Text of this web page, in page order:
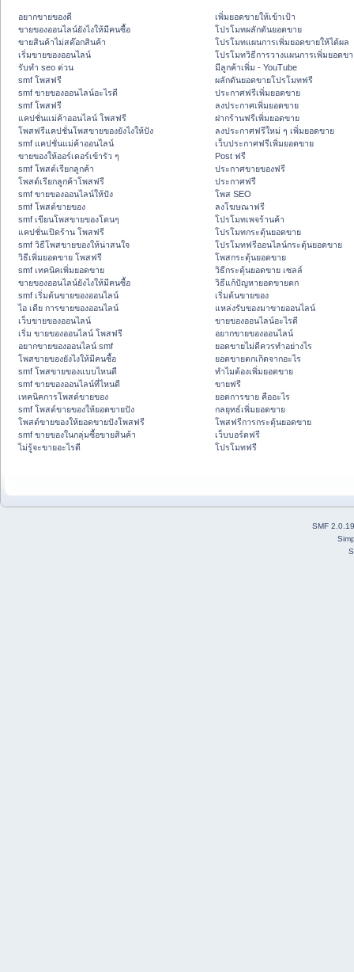
อยากขายของดี
ขายของออนไลน์ยังไงให้มีคนซื้อ
ขายสินค้าไม่สต๊อกสินค้า
เริ่มขายของออนไลน์
รับทำ seo ด่วน
smf โพสฟรี
smf ขายของออนไลน์อะไรดี
smf โพสฟรี
แคปชั่นแม่ค้าออนไลน์ โพสฟรี
โพสฟรีแคปชั่นโพสขายของยังไงให้ปัง
smf แคปชั่นแม่ค้าออนไลน์
ขายของให้ออร์เดอร์เข้ารัว ๆ
smf โพสต์เรียกลูกค้า
โพสต์เรียกลูกค้าโพสฟรี
smf ขายของออนไลน์ให้ปัง
smf โพสต์ขายของ
smf เขียนโพสขายของโดนๆ
แคปชั่นเปิดร้าน โพสฟรี
smf วิธีโพสขายของให้น่าสนใจ
วิธีเพิ่มยอดขาย โพสฟรี
smf เทคนิคเพิ่มยอดขาย
ขายของออนไลน์ยังไงให้มีคนซื้อ
smf เริ่มต้นขายของออนไลน์
ไอ เดีย การขายของออนไลน์
เว็บขายของออนไลน์
เริ่ม ขายของออนไลน์ โพสฟรี
อยากขายของออนไลน์ smf
โพสขายของยังไงให้มีคนซื้อ
smf โพสขายของแบบไหนดี
smf ขายของออนไลน์ที่ไหนดี
เทคนิคการโพสต์ขายของ
smf โพสต์ขายของให้ยอดขายปัง
โพสต์ขายของให้ยอดขายปังโพสฟรี
smf ขายของในกลุ่มซื้อขายสินค้า
ไม่รู้จะขายอะไรดี
เพิ่มยอดขายให้เข้าเป้า
โปรโมทผลักดันยอดขาย
โปรโมทแผนการเพิ่มยอดขายให้ได้ผล
โปรโมทวิธีการวางแผนการเพิ่มยอดข
มีลูกค้าเพิ่ม - YouTube
ผลักดันยอดขายโปรโมทฟรี
ประกาศฟรีเพิ่มยอดขาย
ลงประกาศเพิ่มยอดขาย
ฝากร้านฟรีเพิ่มยอดขาย
ลงประกาศฟรีใหม่ ๆ เพิ่มยอดขาย
เว็บประกาศฟรีเพิ่มยอดขาย
Post ฟรี
ประกาศขายของฟรี
ประกาศฟรี
โพส SEO
ลงโฆษณาฟรี
โปรโมทเพจร้านค้า
โปรโมทกระตุ้นยอดขาย
โปรโมทฟรีออนไลน์กระตุ้นยอดขาย
โพสกระตุ้นยอดขาย
วิธีกระตุ้นยอดขาย เซลล์
วิธีแก้ปัญหายอดขายตก
เริ่มต้นขายของ
แหล่งรับของมาขายออนไลน์
ขายของออนไลน์อะไรดี
อยากขายของออนไลน์
ยอดขายไม่ดีควรทำอย่างไร
ยอดขายตกเกิดจากอะไร
ทำไมต้องเพิ่มยอดขาย
ขายฟรี
ยอดการขาย คืออะไร
กลยุทธ์เพิ่มยอดขาย
โพสฟรีการกระตุ้นยอดขาย
เว็บบอร์ดฟรี
โปรโมทฟรี
SMF 2.0.19